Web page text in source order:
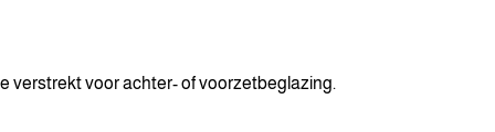
verstrekt voor achter- of voorzetbeglazing.